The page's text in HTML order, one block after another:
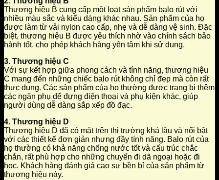
Thương hiệu B cung cấp một loạt sản phẩm balo rút với
nhiều màu sắc và kiểu dáng khác nhau. Sản phẩm của họ
được làm từ vải nylon cao cấp, nhẹ và dễ dàng vệ sinh. Đặc
biệt, thương hiệu B được yêu thích nhờ vào chính sách bảo
hành tốt, cho phép khách hàng yên tâm khi sử dụng.
3. Thương hiệu C
Với sự kết hợp giữa phong cách và tính năng, thương hiệu
C mang đến những chiếc balo rút không chỉ đẹp mà còn rất
thực dụng. Các sản phẩm của họ thường được trang bị thêm
các ngăn phụ để đựng điện thoại và phụ kiện khác, giúp
người dùng dễ dàng sắp xếp đồ đạc.
4. Thương hiệu D
Thương hiệu D đã có mặt trên thị trường khá lâu và nổi bật
với các thiết kế đơn giản nhưng đầy tính năng. Balo rút của
họ thường có khả năng chống nước tốt và cấu trúc chắc
chắn, rất phù hợp cho những chuyến đi dã ngoại hoặc đi
học. Khách hàng đánh giá cao sự bền bỉ của sản phẩm từ
thương hiệu này.